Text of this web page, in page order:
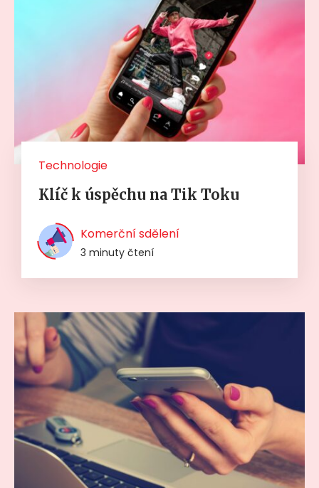
Technologie
Klíč k úspěchu na Tik Toku
Komerční sdělení
3 minuty čtení